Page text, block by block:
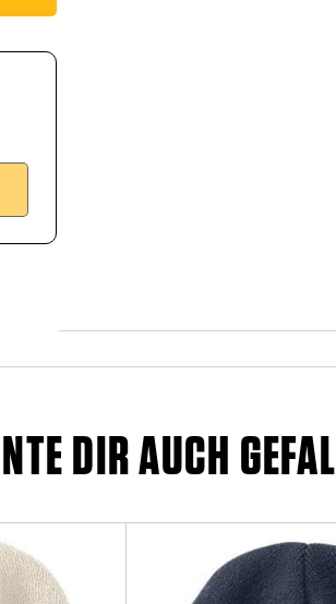
DIR AUCH